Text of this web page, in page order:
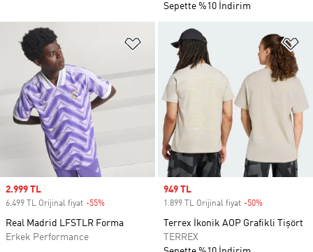
Sepette %10 İndirim
Favori Listesine Ekle
Sale price
2.999 TL
6.499 TL Orijinal fiyat -55%
Real Madrid LFSTLR Forma
Erkek Performance
Sale price
949 TL
1.899 TL Orijinal fiyat -50%
Terrex İkonik AOP Grafikli Tişört
TERREX